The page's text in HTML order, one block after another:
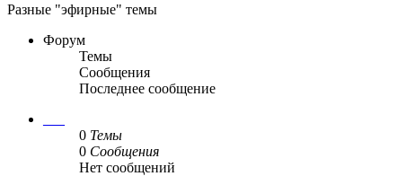
Разные "эфирные" темы
Форум
Темы
Сообщения
Последнее сообщение
0 Темы
0 Сообщения
Нет сообщений